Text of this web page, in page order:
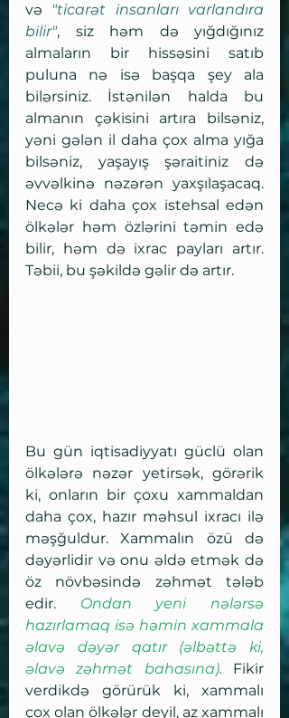
və "ticarət insanları varlandıra
bilir", siz həm də yığdığınız
almaların bir hissəsini satıb
puluna nə isə başqa şey ala
bilərsiniz. İstənilən halda bu
almanın çəkisini artıra bilsəniz,
yəni gələn il daha çox alma yığa
bilsəniz, yaşayış şəraitiniz də
əvvəlkinə nəzərən yaxşılaşacaq.
Necə ki daha çox istehsal edən
ölkələr həm özlərini təmin edə
bilir, həm də ixrac payları artır.
Təbii, bu şəkildə gəlir də artır.
Bu gün iqtisadiyyatı güclü olan
ölkələrə nəzər yetirsək, görərik
ki, onların bir çoxu xammaldan
daha çox, hazır məhsul ixracı ilə
məşğuldur. Xammalın özü də
dəyərlidir və onu əldə etmək də
öz növbəsində zəhmət tələb
edir. Ondan yeni nələrsə
hazırlamaq isə həmin xammala
əlavə dəyər qatır (əlbəttə ki,
əlavə zəhmət bahasına). Fikir
verdikdə görürük ki, xammalı
çox olan ölkələr deyil, az xammalı